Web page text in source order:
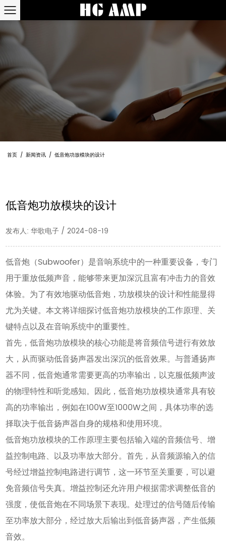
首页 / 新闻资讯 / 低音炮功放模块的设计
低音炮功放模块的设计
发布人: 华歌电子 / 2024-08-19
低音炮（Subwoofer）是音响系统中的一种重要设备，专门
用于重放低频声音，能够带来更加深沉且富有冲击力的音效
体验。为了有效地驱动低音炮，功放模块的设计和性能显得
尤为关键。本文将详细探讨低音炮功放模块的工作原理、关
键特点以及在音响系统中的重要性。
首先，低音炮功放模块的核心功能是将音频信号进行有效放
大，从而驱动低音扬声器发出深沉的低音效果。与普通扬声
器不同，低音炮通常需要更高的功率输出，以克服低频声波
的物理特性和听觉感知。因此，低音炮功放模块通常具有较
高的功率输出，例如在100W至1000W之间，具体功率的选
择取决于低音扬声器自身的规格和使用环境。
低音炮功放模块的工作原理主要包括输入端的音频信号、增
益控制电路、以及功率放大部分。首先，从音频源输入的信
号经过增益控制电路进行调节，这一环节至关重要，可以避
免音频信号失真。增益控制还允许用户根据需求调整低音的
强度，使低音炮在不同场景下表现。处理过的信号随后传输
至功率放大部分，经过放大后输出到低音扬声器，产生低频
音效。